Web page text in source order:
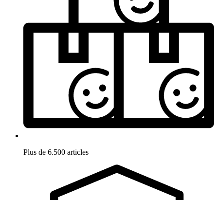
Plus de 6.500 articles